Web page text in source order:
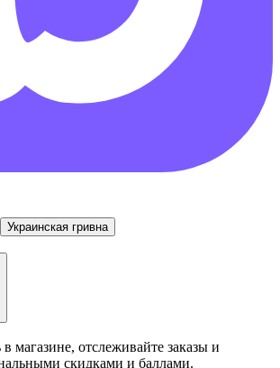
Украинская гривна
в магазине, отслеживайте заказы и
скидками и баллами.